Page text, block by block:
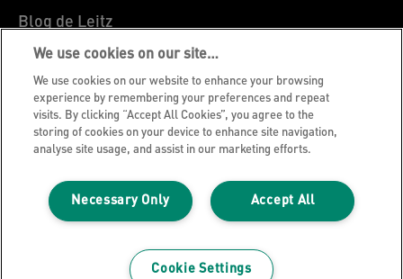
Blog de Leitz
Trabaja con nosotros
Servicio al cliente
Guía sobre el reciclaje de envases
Condiciones de garantía
Mapa del sitio
We use cookies on our site…
We use cookies on our website to enhance your browsing
experience by remembering your preferences and repeat
visits. By clicking “Accept All Cookies”, you agree to the
storing of cookies on your device to enhance site navigation,
analyse site usage, and assist in our marketing efforts.
Accept All
Necessary Only
Cookie Settings